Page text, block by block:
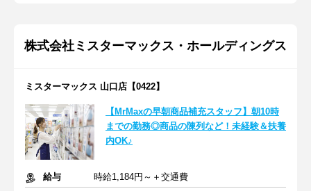
株式会社ミスターマックス・ホールディングス
ミスターマックス 山口店【0422】
【MrMaxの早朝商品補充スタッフ】朝10時
までの勤務◎商品の陳列など！未経験＆扶養
内OK♪
給与
時給1,184円～＋交通費